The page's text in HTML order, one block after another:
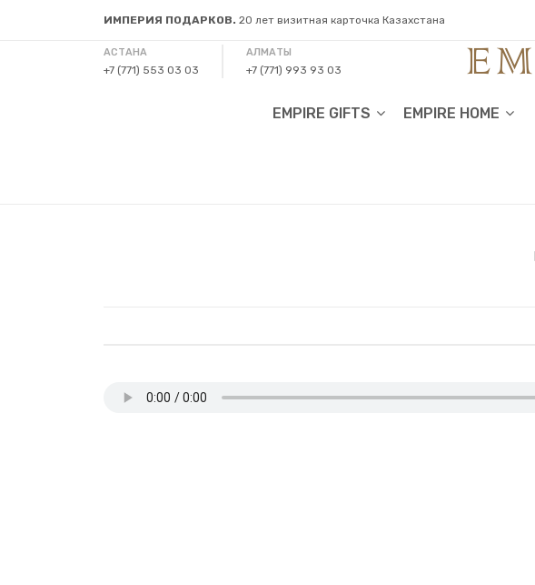
ИМПЕРИЯ ПОДАРКОВ. 20 лет визитная карточка Казахстана
АСТАНА
+7 (771) 553 03 03
АЛМАТЫ
+7 (771) 993 93 03
EMPIRE GIFTS EMPIRE HOME